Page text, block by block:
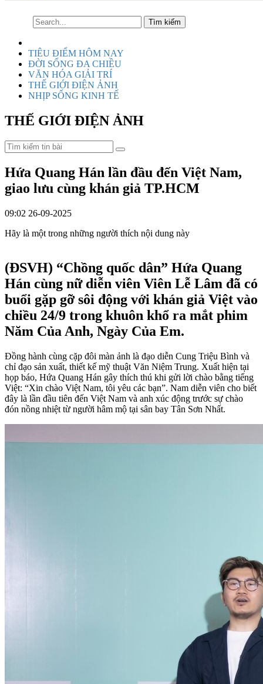
TIÊU ĐIỂM HÔM NAY
ĐỜI SỐNG ĐA CHIỀU
VĂN HÓA GIẢI TRÍ
THẾ GIỚI ĐIỆN ẢNH
NHỊP SỐNG KINH TẾ
THẾ GIỚI ĐIỆN ẢNH
Hứa Quang Hán lần đầu đến Việt Nam,
giao lưu cùng khán giả TP.HCM
09:02 26-09-2025
Hãy là một trong những người thích nội dung này
(ĐSVH) “Chồng quốc dân” Hứa Quang
Hán cùng nữ diễn viên Viên Lễ Lâm đã có
buổi gặp gỡ sôi động với khán giả Việt vào
chiều 24/9 trong khuôn khổ ra mắt phim
Năm Của Anh, Ngày Của Em.
Đồng hành cùng cặp đôi màn ảnh là đạo diễn Cung Triệu Bình và
chỉ đạo sản xuất, thiết kế mỹ thuật Văn Niệm Trung. Xuất hiện tại
họp báo, Hứa Quang Hán gây thích thú khi gửi lời chào bằng tiếng
Việt: “Xin chào Việt Nam, tôi yêu các bạn”. Nam diễn viên cho biết
đây là lần đầu tiên đến Việt Nam và anh xúc động trước sự chào
đón nồng nhiệt từ người hâm mộ tại sân bay Tân Sơn Nhất.